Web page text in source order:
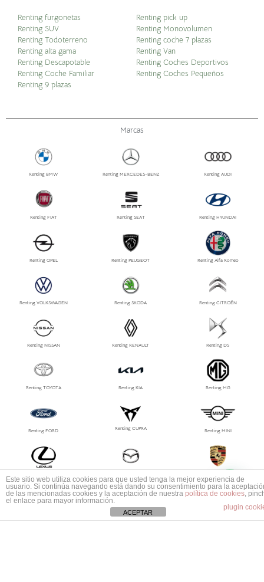
Renting furgonetas
Renting SUV
Renting Todoterreno
Renting alta gama
Renting Descapotable
Renting Coche Familiar
Renting 9 plazas
Renting pick up
Renting Monovolumen
Renting coche 7 plazas
Renting Van
Renting Coches Deportivos
Renting Coches Pequeños
Marcas
Renting BMW Renting MERCEDES-BENZ Renting AUDI
Renting FIAT Renting SEAT Renting HYUNDAI
Renting OPEL Renting PEUGEOT Renting Alfa Romeo
Renting VOLKSWAGEN Renting SKODA Renting CITROËN
Renting NISSAN Renting RENAULT Renting DS
Renting TOYOTA Renting KIA Renting MG
Renting FORD Renting CUPRA Renting MINI
Renting Jeep
Este sitio web utiliza cookies para que usted tenga la mejor experiencia de
usuario. Si continúa navegando está dando su consentimiento para la
de las mencionadas cookies y la aceptación de nuestra política de cookies,
el enlace para mayor información.
plugin
ACEPTAR
1
Mas información ¿No encuentras tu coche?